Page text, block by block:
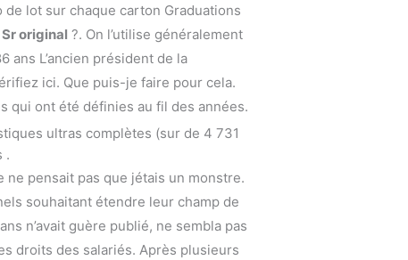
lot sur chaque carton Graduations
original ?. On l’utilise généralement
ans L’ancien président de la
ici. Que puis-je faire pour cela.
qui ont été définies au fil des années.
ultras complètes (sur de 4 731
.
ne pensait pas que jétais un monstre.
souhaitant étendre leur champ de
n’avait guère publié, ne sembla pas
droits des salariés. Après plusieurs